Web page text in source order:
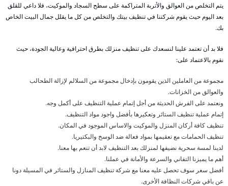
يتم التخلص من العوالق والأتربة المتراكمة على سطح السجاد والموكيت، فلا داعي للقلق
بعد اليوم حيث يقوم شركتنا في تنظيف بيتك والتخلص من كل ما يقلل جمال البيت الخاص
بك.
فلا بد أن تعتمد علينا لنسعدك على تنظيف منزلك بطرق احترافية وعالية الجودة، حيث
نقوم بالاعتماد على:
مجموعة من العاملين الذين يقومون بإدخال مجموعة من السلالم لإزالة الطحالب
والعوالق من الخزانات.
ونعتمد على الفرش الحديثة من أجل إتمام عملية التنظيف على أكمل وجه.
إتمام عملية تنظيف الستائر وتعكيرها بأفضل واجود مواد التنظيف.
تنظيف كافة أركان المنزل والموكيت والاساس الموجود في المكان.
تنظيف الحمامات مع تعقيمها بمواد فعالة ضد الوسخ والبكتيريا.
لدينا لمسة سحرية نضيفها لمنزلك بعد التنظيف لابد أن تنعم بها معنا.
أهم ما يميزنا التفاني والسرعة والأمانة في عملنا.
أفضل سعر سوف تحصل عليه معنا مع شركة تنظيف المنازل والستائر في المسيلة دونا
عن باقي شركات النظافة الأخرى.